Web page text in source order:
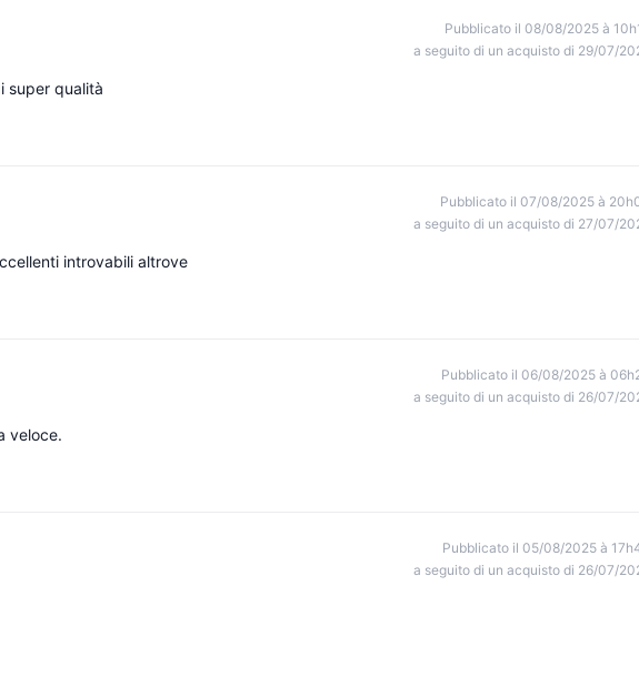
Pubblicato il 08/08/2025 à
a seguito di un acquisto di 29/07/
super qualità
Pubblicato il 07/08/2025 à
a seguito di un acquisto di 27/07/
introvabili altrove
Pubblicato il 06/08/2025 à
a seguito di un acquisto di 26/07/
veloce.
Pubblicato il 05/08/2025 à
a seguito di un acquisto di 26/07/